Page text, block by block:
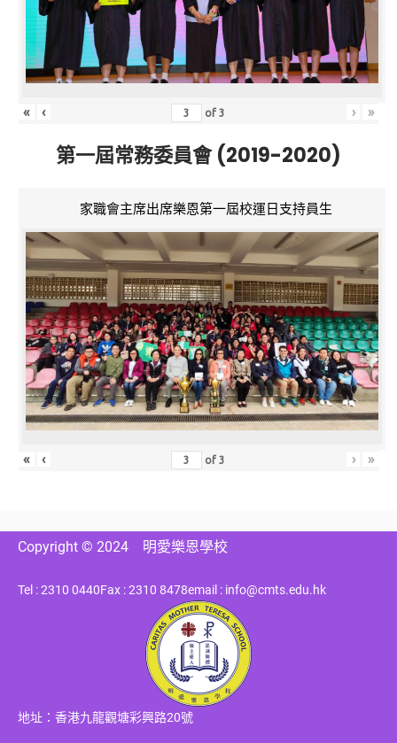
« ‹ of3 › »
第一屆常務委員會 (2019-2020)
家職會主席出席樂恩第一屆校運日支持員生
« ‹ of3 › »
Copyright © 2024 明愛樂恩學校
Tel : 2310 0440Fax : 2310 8478email : info@cmts.edu.hk
地址：香港九龍觀塘彩興路20號